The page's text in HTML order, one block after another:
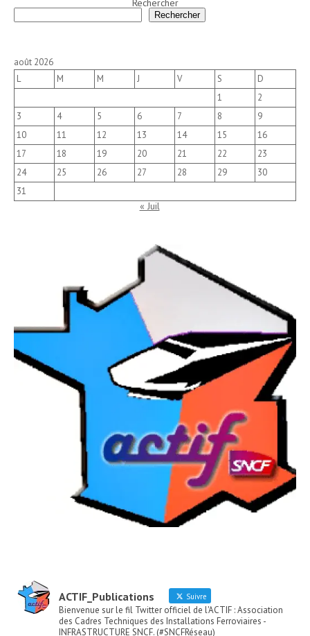
Rechercher
août 2026
L
M M J V S
D
1
2
3
4 5 6 7 8
9
10
11 12 13 14 15
16
17
18 19 20 21 22
23
24
25 26 27 28 29
30
31
« Juil
ACTIF_Publications Suivre
Bienvenue sur le fil Twitter officiel de l'ACTIF : Association
des Cadres Techniques des Installations Ferroviaires -
INFRASTRUCTURE SNCF. (#SNCFRéseau)